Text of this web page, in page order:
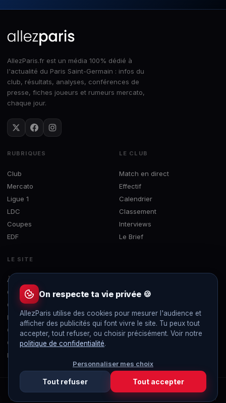
AllezParis.fr est un média 100% dédié à
l'actualité du Paris Saint-Germain : infos du
club, résultats, analyses, conférences de
presse, fiches joueurs et rumeurs mercato,
chaque jour.
RUBRIQUES
Club
Mercato
Ligue 1
LDC
Coupes
EDF
LE CLUB
Match en direct
Effectif
Calendrier
Classement
Interviews
Le Brief
LE SITE
À propos
Concours
Contact
Mentions légales
Confidentialité
Gérer les cookies
Flux RSS
© 2019-2026 AllezParis — Tous droits réservés
Site 100% indépendant et sans publicité, non affilié au Paris Saint-Germain
On respecte ta vie privée 🍪
AllezParis utilise des cookies pour mesurer l'audience et
afficher des publicités qui font vivre le site. Tu peux tout
accepter, tout refuser, ou choisir précisément. Voir notre
politique de confidentialité.
Personnaliser mes choix
Tout refuser Tout accepter